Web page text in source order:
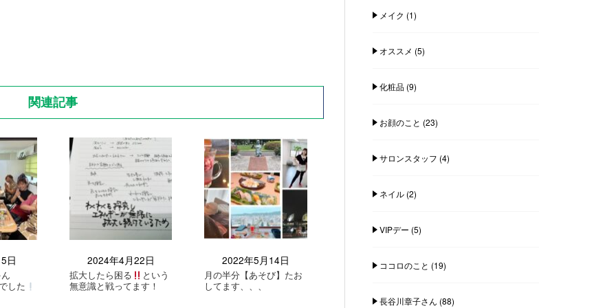
関連記事
日
した
2024年4月22日
拡大したら困る
という
無意識と戦ってます！
2022年5月14日
月の半分【あそび】たお
してます、、、
メイク (1)
オススメ (5)
化粧品(9)
お顔のこと (23)
サロンスタッフ (4)
ネイル(2)
VIPデー (5)
ココロのこと (19)
長谷川章子さん (88)